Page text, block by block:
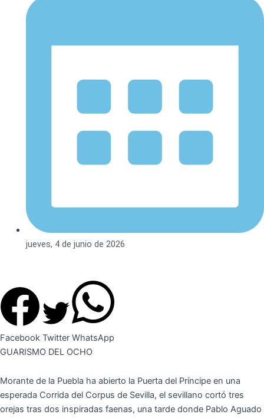
jueves, 4 de junio de 2026
Facebook Twitter WhatsApp
GUARISMO DEL OCHO
Morante de la Puebla ha abierto la Puerta del Príncipe en una
esperada Corrida del Corpus de Sevilla, el sevillano cortó tres
orejas tras dos inspiradas faenas, una tarde donde Pablo Aguado